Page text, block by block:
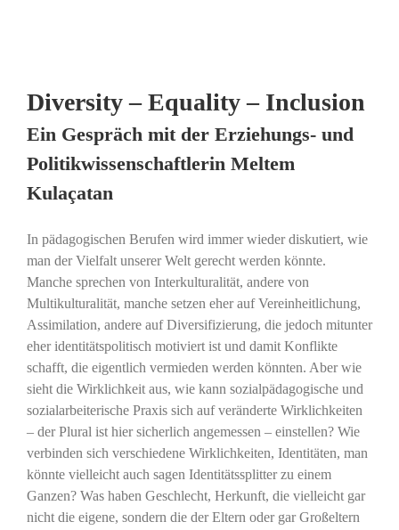
Diversity – Equality – Inclusion
Ein Gespräch mit der Erziehungs- und
Politikwissenschaftlerin Meltem
Kulaçatan
In pädagogischen Berufen wird immer wieder diskutiert, wie
man der Vielfalt unserer Welt gerecht werden könnte.
Manche sprechen von Interkulturalität, andere von
Multikulturalität, manche setzen eher auf Vereinheitlichung,
Assimilation, andere auf Diversifizierung, die jedoch mitunter
eher identitätspolitisch motiviert ist und damit Konflikte
schafft, die eigentlich vermieden werden könnten. Aber wie
sieht die Wirklichkeit aus, wie kann sozialpädagogische und
sozialarbeiterische Praxis sich auf veränderte Wirklichkeiten
– der Plural ist hier sicherlich angemessen – einstellen? Wie
verbinden sich verschiedene Wirklichkeiten, Identitäten, man
könnte vielleicht auch sagen Identitätssplitter zu einem
Ganzen? Was haben Geschlecht, Herkunft, die vielleicht gar
nicht die eigene, sondern die der Eltern oder gar Großeltern